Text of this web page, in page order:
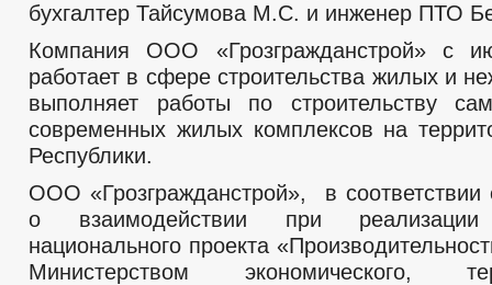
бухгалтер Тайсумова М.С. и инженер ПТО
Компания ООО «Грозгражданстрой» с
работает в сфере строительства жилых и
выполняет работы по строительству
современных жилых комплексов на
Республики.
ООО «Грозгражданстрой», в
о взаимодействии при реализации
национального проекта
Министерством экономического,